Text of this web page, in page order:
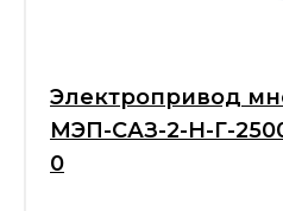
Электропривод
МЭП-САЗ-2-Н-Г-
0